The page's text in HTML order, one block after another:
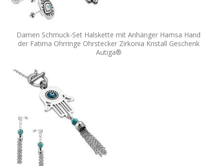
Damen Schmuck-Set Halskette mit Anhänger Hamsa Hand
der Fatima Ohrringe Ohrstecker Zirkonia Kristall Geschenk
Autiga®